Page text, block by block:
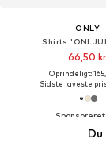
ONLY
Shirts
66,50 kr
Oprindeligt:
Sidste laveste